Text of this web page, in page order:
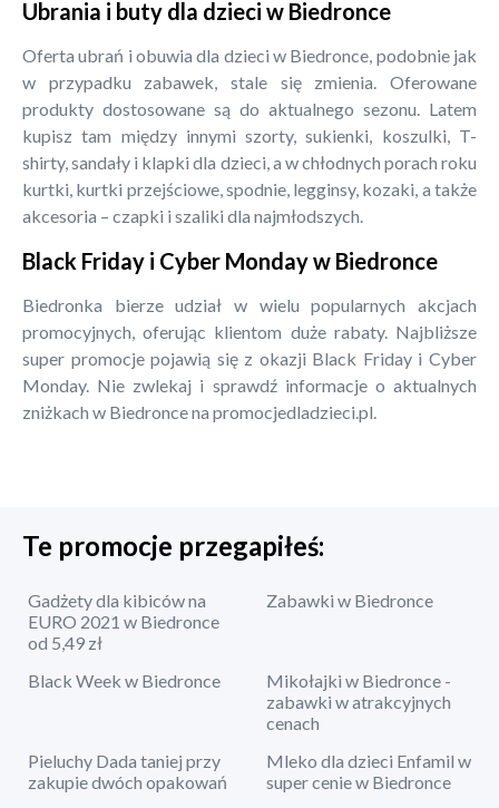
Ubrania i buty dla dzieci w Biedronce
Oferta ubrań i obuwia dla dzieci w Biedronce, podobnie jak
w przypadku zabawek, stale się zmienia. Oferowane
produkty dostosowane są do aktualnego sezonu. Latem
kupisz tam między innymi szorty, sukienki, koszulki, T-
shirty, sandały i klapki dla dzieci, a w chłodnych porach roku
kurtki, kurtki przejściowe, spodnie, legginsy, kozaki, a także
akcesoria – czapki i szaliki dla najmłodszych.
Black Friday i Cyber Monday w Biedronce
Biedronka bierze udział w wielu popularnych akcjach
promocyjnych, oferując klientom duże rabaty. Najbliższe
super promocje pojawią się z okazji Black Friday i Cyber
Monday. Nie zwlekaj i sprawdź informacje o aktualnych
zniżkach w Biedronce na promocjedladzieci.pl.
Te promocje przegapiłeś:
Gadżety dla kibiców na
EURO 2021 w Biedronce
od 5,49 zł
Zabawki w Biedronce
Black Week w Biedronce
Mikołajki w Biedronce -
zabawki w atrakcyjnych
cenach
Pieluchy Dada taniej przy
zakupie dwóch opakowań
Mleko dla dzieci Enfamil w
super cenie w Biedronce